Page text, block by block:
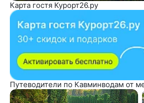
Карта гостя Курорт26.ру
Путеводители по Кавминводам от